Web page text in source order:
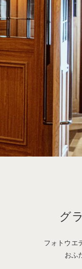
グ
フォトウエ
おふ